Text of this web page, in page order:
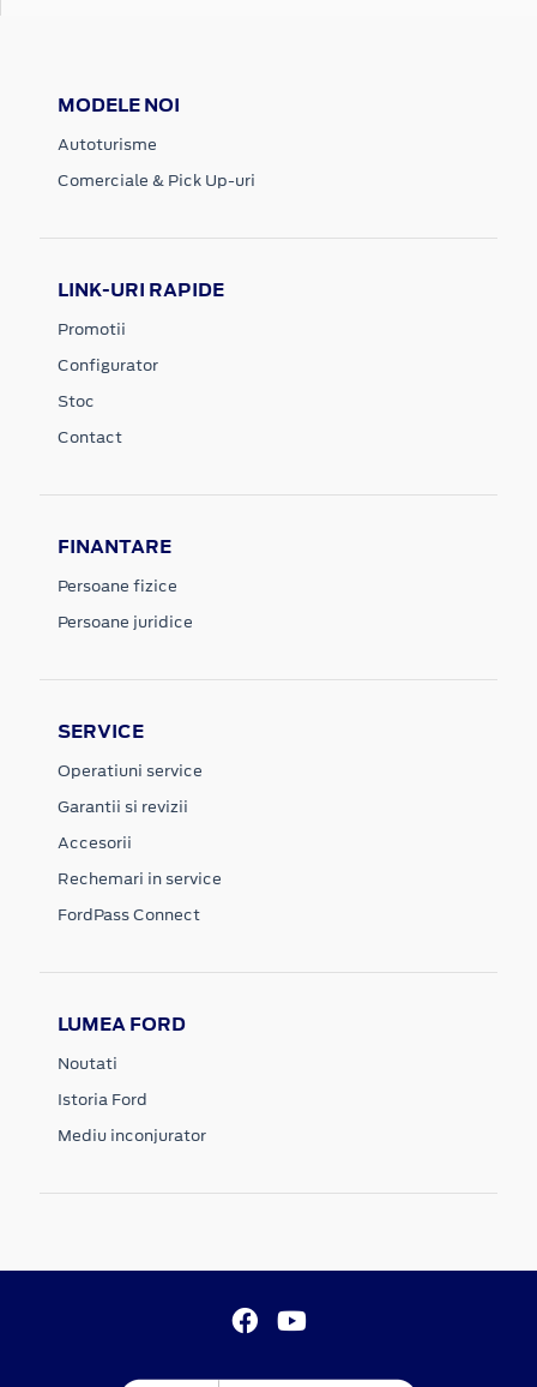
MODELE NOI
Autoturisme
Comerciale & Pick Up-uri
LINK-URI RAPIDE
Promotii
Configurator
Stoc
Contact
FINANTARE
Persoane fizice
Persoane juridice
SERVICE
Operatiuni service
Garantii si revizii
Accesorii
Rechemari in service
FordPass Connect
LUMEA FORD
Noutati
Istoria Ford
Mediu inconjurator